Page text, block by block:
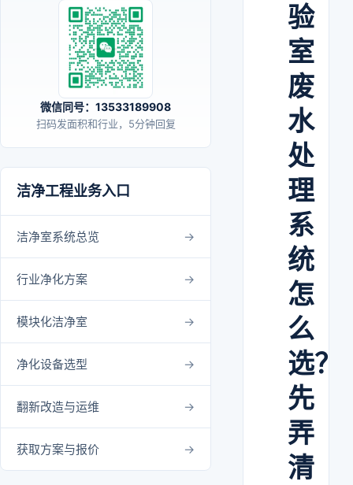
微信同号：13533189908
扫码发面积和行业，5分钟回复
洁净工程业务入口
洁净室系统总览
行业净化方案
模块化洁净室
净化设备选型
翻新改造与运维
获取方案与报价
验
室
废
水
处
理
系
统
怎
么
选？
先
弄
清